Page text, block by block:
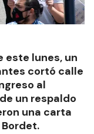
este lunes, un
cortó calle
al
un respaldo
una carta